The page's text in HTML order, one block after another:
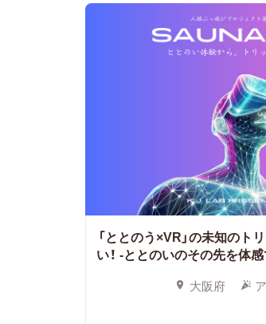
「ととのう×VR」の未知のト
い！ -ととのいのその先を体
大阪府